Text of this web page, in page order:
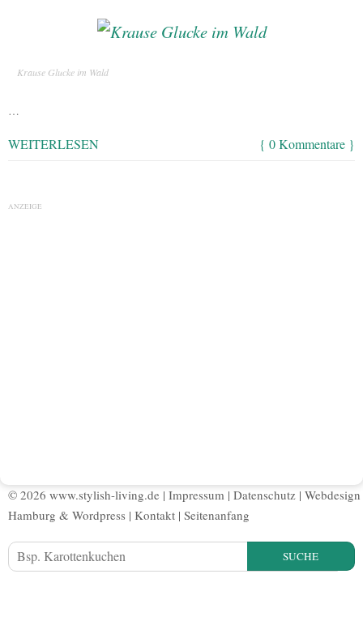
Krause Glucke im Wald
…
WEITERLESEN { 0 Kommentare }
ANZEIGE
© 2026 www.stylish-living.de | Impressum | Datenschutz | Webdesign
Hamburg & Wordpress | Kontakt | Seitenanfang
SUCHE